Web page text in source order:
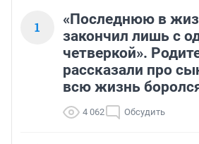
1
«Последнюю в
закончил лишь с
четверкой».
рассказали про
всю жизнь
4 062 Обсудить